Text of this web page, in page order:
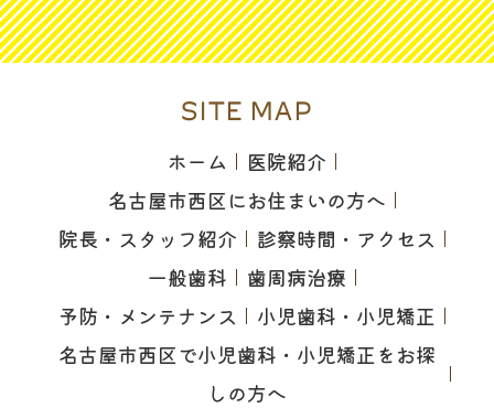
SITE MAP
ホーム
医院紹介
名古屋市西区にお住まいの方へ
院長・スタッフ紹介
診察時間・アクセス
一般歯科
歯周病治療
予防・メンテナンス
小児歯科・小児矯正
名古屋市西区で小児歯科・小児矯正をお探
しの方へ